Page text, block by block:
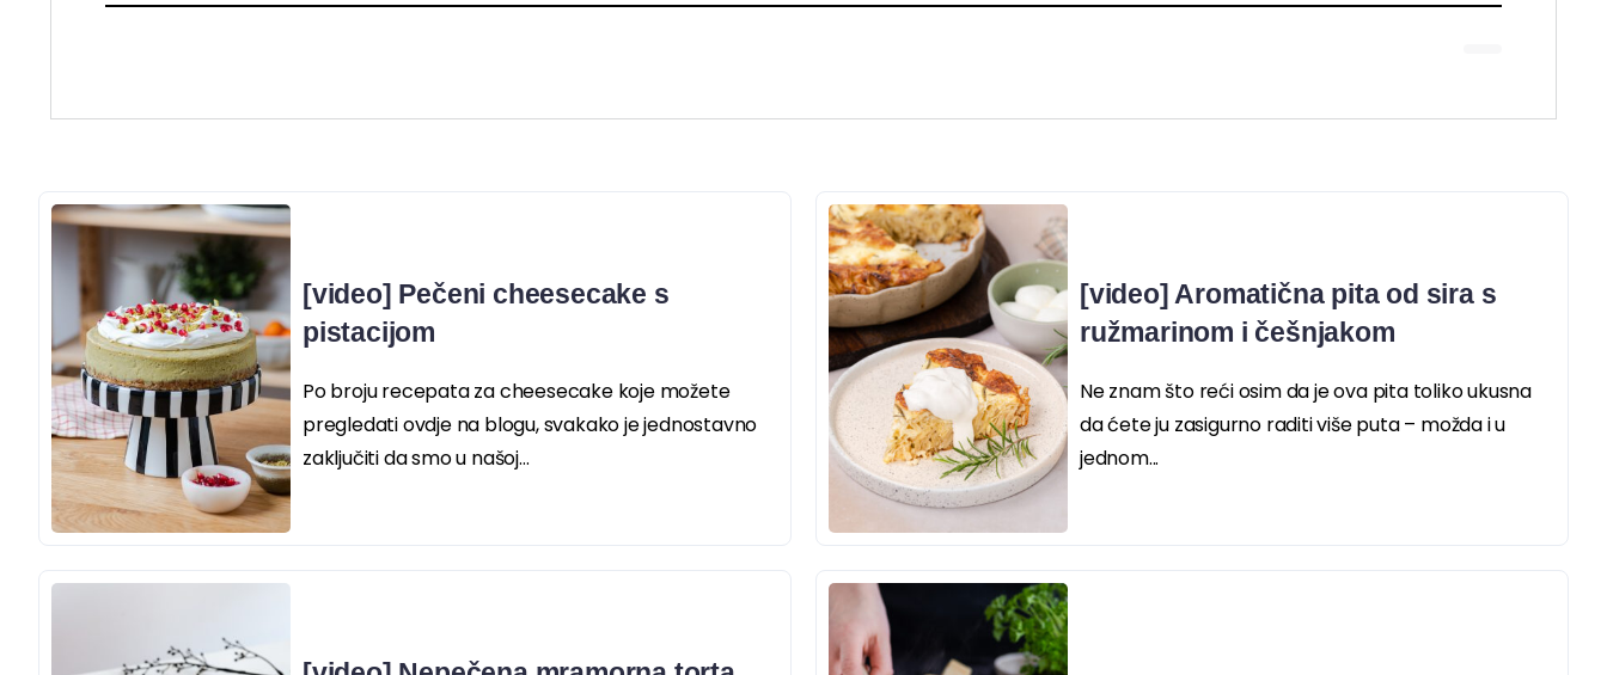
[video] Pečeni cheesecake s
pistacijom
Po broju recepata za cheesecake koje možete
pregledati ovdje na blogu, svakako je jednostavno
zaključiti da smo u našoj...
[video] Aromatična pita od sira s
ružmarinom i češnjakom
Ne znam što reći osim da je ova pita toliko ukusna
da ćete ju zasigurno raditi više puta – možda i u
jednom...